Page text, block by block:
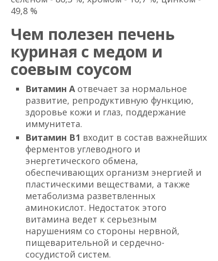
49,8 %
Чем полезен печень
куриная с медом и
соевым соусом
Витамин А отвечает за нормальное
развитие, репродуктивную функцию,
здоровье кожи и глаз, поддержание
иммунитета.
Витамин В1 входит в состав важнейших
ферментов углеводного и
энергетического обмена,
обеспечивающих организм энергией и
пластическими веществами, а также
метаболизма разветвленных
аминокислот. Недостаток этого
витамина ведет к серьезным
нарушениям со стороны нервной,
пищеварительной и сердечно-
сосудистой систем.